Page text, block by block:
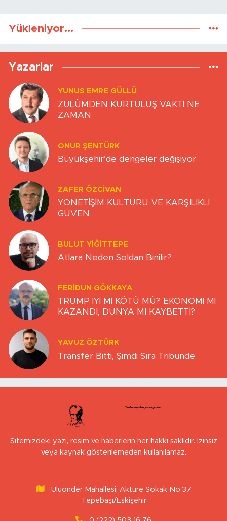
Yükleniyor...
Yazarlar
YUNUS EMRE GÜLLÜ
ZULÜMDEN KURTULUŞ VAKTİ NE
ZAMAN
ONUR ŞENTÜRK
Büyükşehir’de dengeler değişiyor
ZAFER ÖZCIVAN
YÖNETİŞİM KÜLTÜRÜ VE KARŞILIKLI
GÜVEN
BULUT YİĞİTTEPE
Atlara Neden Soldan Binilir?
FERIDUN GÖKKAYA
TRUMP İYİ Mİ KÖTÜ MÜ? EKONOMİ Mİ
KAZANDI, DÜNYA MI KAYBETTİ?
YAVUZ ÖZTÜRK
Transfer Bitti, Şimdi Sıra Tribünde
Sitemizdeki yazı, resim ve haberlerin her hakkı saklıdır. İzinsiz
veya kaynak gösterilemeden kullanılamaz.
Uluönder Mahallesi, Aktüre Sokak No:37
Tepebaşı/Eskişehir